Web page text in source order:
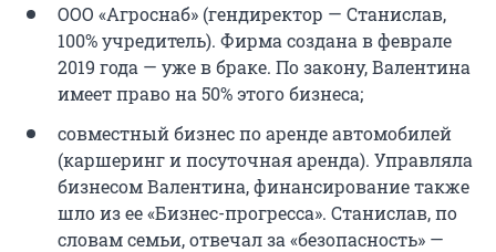
ООО «Агроснаб» (гендиректор — Станислав,
100% учредитель). Фирма создана в феврале
2019 года — уже в браке. По закону, Валентина
имеет право на 50% этого бизнеса;
совместный бизнес по аренде автомобилей
(каршеринг и посуточная аренда). Управляла
бизнесом Валентина, финансирование также
шло из ее «Бизнес-прогресса». Станислав, по
словам семьи, отвечал за «безопасность» —